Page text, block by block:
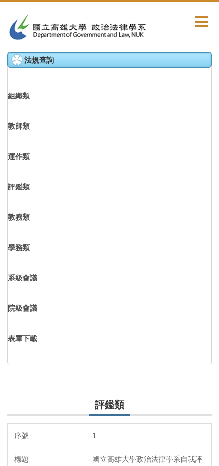
主
內
容
法規查詢
組織類
教師類
運作類
評鑑類
教務類
學務類
系級會議
院級會議
表單下載
評鑑類
1
國立高雄大學政治法律學系自我評